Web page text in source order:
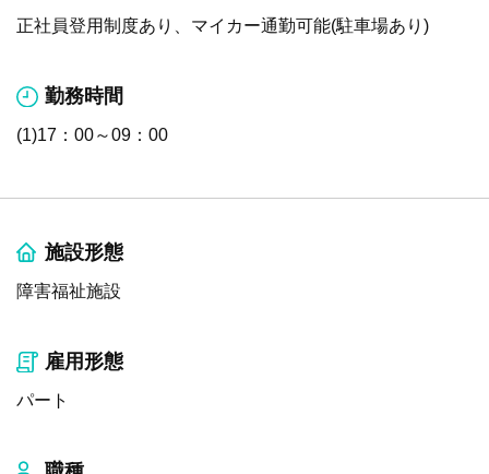
正社員登用制度あり、マイカー通勤可能(駐車場あり)
勤務時間
(1)17：00～09：00
施設形態
障害福祉施設
雇用形態
パート